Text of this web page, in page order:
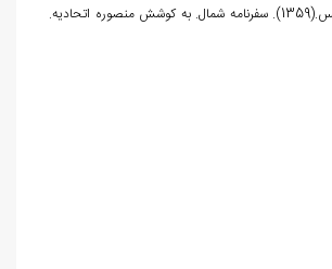
مکنزی، چارلز فرانسیس.(1359). سفرنامه شمال. به کوشش منصوره اتحادیه.